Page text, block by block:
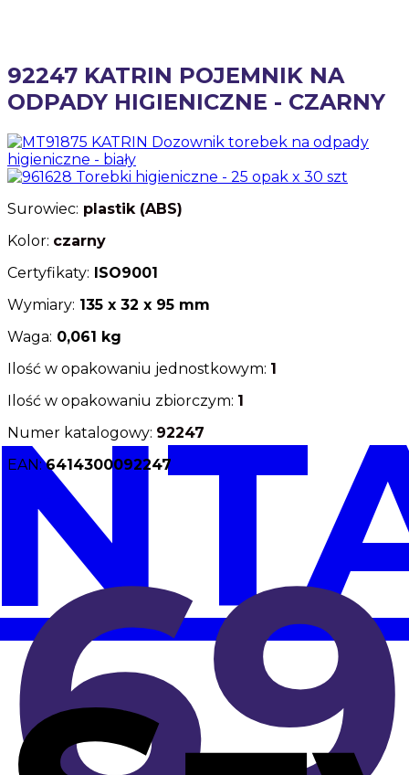
92247 KATRIN POJEMNIK NA
ODPADY HIGIENICZNE - CZARNY
Surowiec: plastik (ABS)
Kolor: czarny
Certyfikaty: ISO9001
Wymiary: 135 x 32 x 95 mm
Waga: 0,061 kg
Ilość w opakowaniu jednostkowym: 1
Ilość w opakowaniu zbiorczym: 1
Numer katalogowy: 92247
EAN:6414300092247